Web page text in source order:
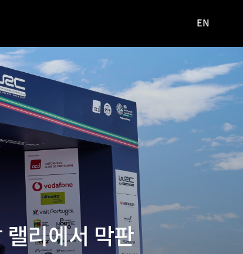
사이트로
EN
리에서 막판